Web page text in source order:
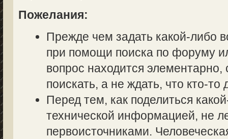
Пожелания:
Прежде чем задать какой-либо
при помощи поиска по форуму
вопрос находится элементарно,
поискать, а не ждать, что кто-то
Перед тем, как поделиться
технической информацией, не
первоисточниками.